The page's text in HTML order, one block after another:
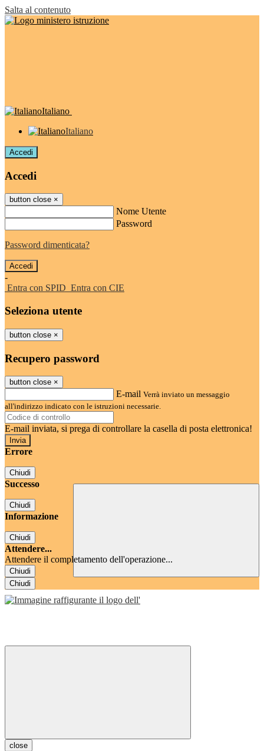
Salta al contenuto
Italiano
Italiano
Accedi
Accedi
button close ×
Nome Utente
Password
Password dimenticata?
-
Entra con SPID Entra con CIE
Seleziona utente
button close ×
Recupero password
button close ×
E-mail Verrà inviato un messaggio
all'indirizzo indicato con le istruzioni necessarie.
E-mail inviata, si prega di controllare la casella di posta elettronica!
Errore
Chiudi
Successo
Chiudi
Informazione
Chiudi
Attendere...
Attendere il completamento dell'operazione...
Chiudi
Chiudi
close